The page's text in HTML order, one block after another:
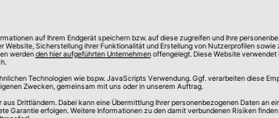
inkl. gesetzlicher Mehrwertsteuer, zzgl.